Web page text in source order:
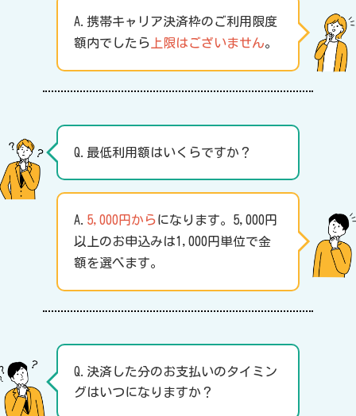
A.携帯キャリア決済枠のご利用限度
額内でしたら 上限はございません。
Q.最低利用額はいくらですか？
A. 5,000円からになります。5,000円
以上のお申込みは1,000円単位で金
額を選べます。
Q.決済した分のお支払いのタイミン
グはいつになりますか？